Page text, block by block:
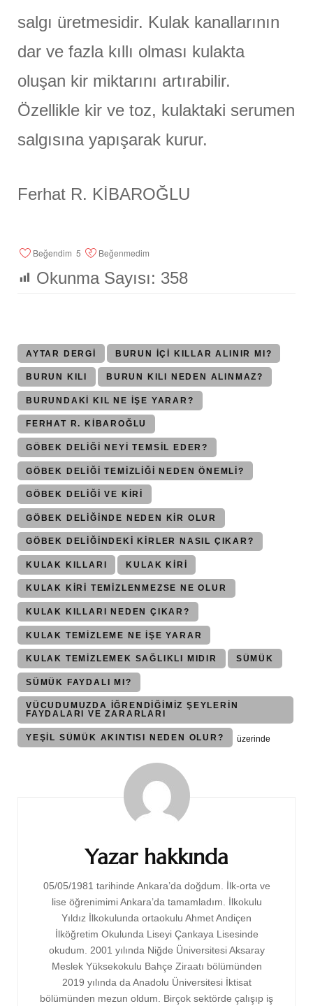
salgı üretmesidir. Kulak kanallarının
dar ve fazla kıllı olması kulakta
oluşan kir miktarını artırabilir.
Özellikle kir ve toz, kulaktaki serumen
salgısına yapışarak kurur.
Ferhat R. KİBAROĞLU
Beğendim 5 Beğenmedim
Okunma Sayısı: 358
AYTAR DERGI BURUN IÇI KILLAR ALINIR MI?
BURUN KILI BURUN KILI NEDEN ALINMAZ?
BURUNDAKI KIL NE IŞE YARAR?
FERHAT R. KİBAROĞLU
GÖBEK DELIĞI NEYI TEMSIL EDER?
GÖBEK DELIĞI TEMIZLIĞI NEDEN ÖNEMLI?
GÖBEK DELIĞI VE KIRI
GÖBEK DELIĞINDE NEDEN KIR OLUR
GÖBEK DELIĞINDEKI KIRLER NASIL ÇIKAR?
KULAK KILLARI KULAK KİRİ
KULAK KİRİ TEMIZLENMEZSE NE OLUR
KULAK KILLARI NEDEN ÇIKAR?
KULAK TEMIZLEME NE IŞE YARAR
KULAK TEMIZLEMEK SAĞLIKLI MIDIR SÜMÜK
SÜMÜK FAYDALI MI?
VÜCUDUMUZDA İĞRENDİĞİMİZ ŞEYLERİN
FAYDALARI VE ZARARLARI
YEŞIL SÜMÜK AKINTISI NEDEN OLUR? üzerinde
Yazar hakkında
05/05/1981 tarihinde Ankara’da doğdum. İlk-orta ve
lise öğrenimimi Ankara’da tamamladım. İlkokulu
Yıldız İlkokulunda ortaokulu Ahmet Andiçen
İlköğretim Okulunda Liseyi Çankaya Lisesinde
okudum. 2001 yılında Niğde Üniversitesi Aksaray
Meslek Yüksekokulu Bahçe Ziraatı bölümünden
2019 yılında da Anadolu Üniversitesi İktisat
bölümünden mezun oldum. Birçok sektörde çalışıp iş